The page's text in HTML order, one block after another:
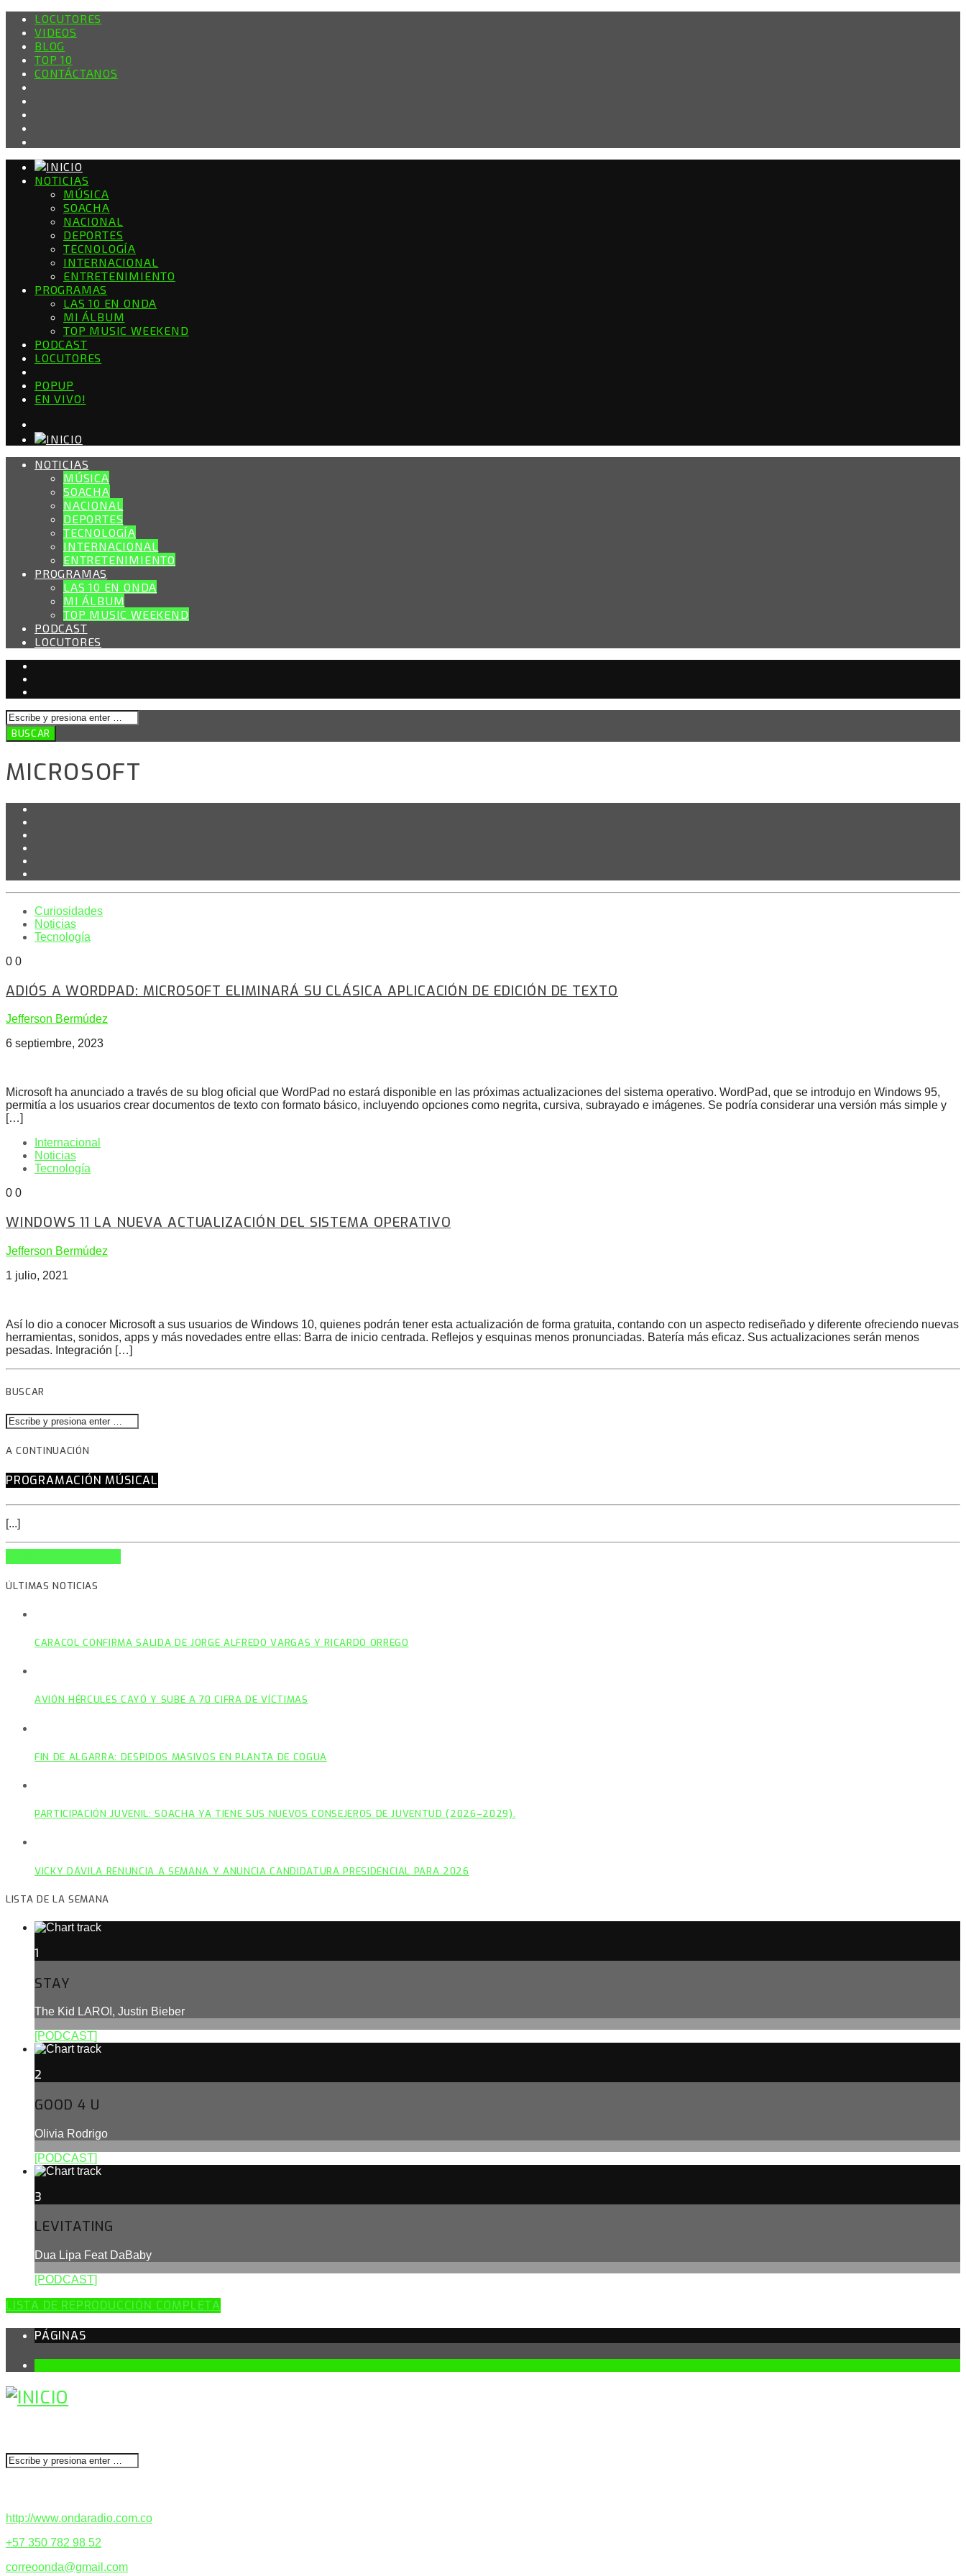
LOCUTORES
VIDEOS
BLOG
TOP 10
CONTÁCTANOS
NOTICIAS
MÚSICA
SOACHA
NACIONAL
DEPORTES
TECNOLOGÍA
INTERNACIONAL
ENTRETENIMIENTO
PROGRAMAS
LAS 10 EN ONDA
MI ÁLBUM
TOP MUSIC WEEKEND
PODCAST
LOCUTORES
POPUP
EN VIVO!
NOTICIAS
MÚSICA
SOACHA
NACIONAL
DEPORTES
TECNOLOGÍA
INTERNACIONAL
ENTRETENIMIENTO
PROGRAMAS
LAS 10 EN ONDA
MI ÁLBUM
TOP MUSIC WEEKEND
PODCAST
LOCUTORES
MICROSOFT
Curiosidades
Noticias
Tecnología
0 0
ADIÓS A WORDPAD: MICROSOFT ELIMINARÁ SU CLÁSICA APLICACIÓN DE EDICIÓN DE TEXTO
Jefferson Bermúdez
6 septiembre, 2023
Microsoft ha anunciado a través de su blog oficial que WordPad no estará disponible en las próximas actualizaciones del sistema operativo. WordPad, que se introdujo en Windows 95,
permitía a los usuarios crear documentos de texto con formato básico, incluyendo opciones como negrita, cursiva, subrayado e imágenes. Se podría considerar una versión más simple y
[…]
Internacional
Noticias
Tecnología
0 0
WINDOWS 11 LA NUEVA ACTUALIZACIÓN DEL SISTEMA OPERATIVO
Jefferson Bermúdez
1 julio, 2021
Así lo dio a conocer Microsoft a sus usuarios de Windows 10, quienes podrán tener esta actualización de forma gratuita, contando con un aspecto rediseñado y diferente ofreciendo nuevas
herramientas, sonidos, apps y más novedades entre ellas: Barra de inicio centrada. Reflejos y esquinas menos pronunciadas. Batería más eficaz. Sus actualizaciones serán menos
pesadas. Integración […]
BUSCAR
A CONTINUACIÓN
PROGRAMACIÓN MÚSICAL
[...]
ÚLTIMAS NOTICIAS
CARACOL CONFIRMA SALIDA DE JORGE ALFREDO VARGAS Y RICARDO ORREGO
AVIÓN HÉRCULES CAYÓ Y SUBE A 70 CIFRA DE VÍCTIMAS
FIN DE ALGARRA: DESPIDOS MASIVOS EN PLANTA DE COGUA
PARTICIPACIÓN JUVENIL: SOACHA YA TIENE SUS NUEVOS CONSEJEROS DE JUVENTUD (2026–2029).
VICKY DÁVILA RENUNCIA A SEMANA Y ANUNCIA CANDIDATURA PRESIDENCIAL PARA 2026
LISTA DE LA SEMANA
1
STAY
The Kid LAROI, Justin Bieber
[PODCAST]
2
GOOD 4 U
Olivia Rodrigo
[PODCAST]
3
LEVITATING
Dua Lipa Feat DaBaby
[PODCAST]
LISTA DE REPRODUCCIÓN COMPLETA
PÁGINAS
http://www.ondaradio.com.co
+57 350 782 98 52
correoonda@gmail.com